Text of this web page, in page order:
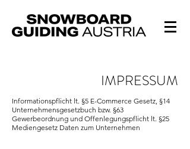
IMPRESSUM
Informationspflicht lt. §5 E-Commerce Gesetz, §14
Unternehmensgesetzbuch bzw. §63
Gewerbeordnung und Offenlegungspflicht lt. §25
Mediengesetz Daten zum Unternehmen